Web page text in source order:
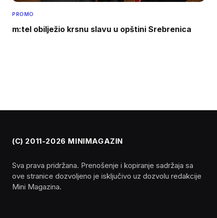
PROMO
m:tel obilježio krsnu slavu u opštini Srebrenica
(C) 2011-2026 MINIMAGAZIN
Sva prava pridržana. Prenošenje i kopiranje sadržaja sa
ove stranice dozvoljeno je isključivo uz dozvolu redakcije
Mini Magazina.